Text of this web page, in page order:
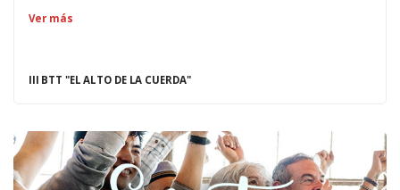
Ver más
III BTT "EL ALTO DE LA CUERDA"